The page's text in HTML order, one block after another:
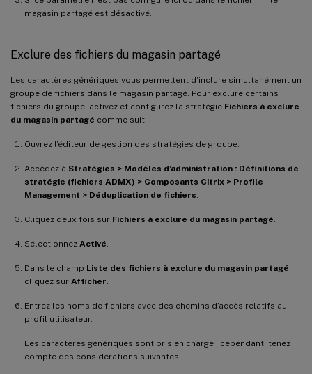
magasin partagé est désactivé.
Exclure des fichiers du magasin partagé
Les caractères génériques vous permettent d’inclure simultanément un
groupe de fichiers dans le magasin partagé. Pour exclure certains
fichiers du groupe, activez et configurez la stratégie Fichiers à exclure
du magasin partagé comme suit :
Ouvrez l’éditeur de gestion des stratégies de groupe.
Accédez à Stratégies > Modèles d’administration : Définitions de
stratégie (fichiers ADMX) > Composants Citrix > Profile
Management > Déduplication de fichiers
Cliquez deux fois sur Fichiers à exclure du magasin partagé
Sélectionnez Activé
Dans le champ Liste des fichiers à exclure du magasin partagé
cliquez sur Afficher
Entrez les noms de fichiers avec des chemins d’accès relatifs au
profil utilisateur.
Les caractères génériques sont pris en charge ; cependant, tenez
compte des considérations suivantes :